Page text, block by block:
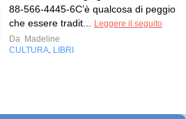
88-566-4445-6C’è qualcosa di peggio
che essere tradit...
Leggere il seguito
Da Madeline
CULTURA LIBRI